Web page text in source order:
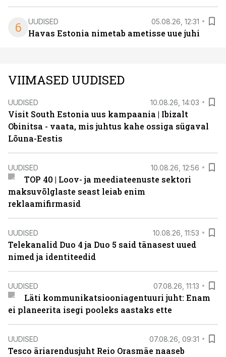
6 UUDISED 05.08.26, 12:31
Havas Estonia nimetab ametisse uue juhi
VIIMASED UUDISED
UUDISED 10.08.26, 14:03
Visit South Estonia uus kampaania | Ibizalt
Obinitsa - vaata, mis juhtus kahe ossiga sügaval
Lõuna-Eestis
UUDISED 10.08.26, 12:56
TOP 40 | Loov- ja meediateenuste sektori
maksuvõlglaste seast leiab enim
reklaamifirmasid
UUDISED 10.08.26, 11:53
Telekanalid Duo 4 ja Duo 5 said tänasest uued
nimed ja identiteedid
UUDISED 07.08.26, 11:13
Läti kommunikatsiooniagentuuri juht: Enam
ei planeerita isegi pooleks aastaks ette
UUDISED 07.08.26, 09:31
Tesco äriarendusjuht Reio Orasmäe naaseb